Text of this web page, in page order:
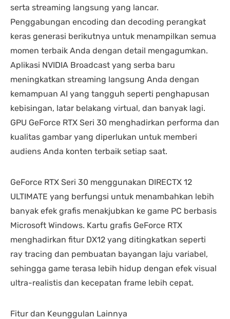
serta streaming langsung yang lancar.
Penggabungan encoding dan decoding perangkat
keras generasi berikutnya untuk menampilkan semua
momen terbaik Anda dengan detail mengagumkan.
Aplikasi NVIDIA Broadcast yang serba baru
meningkatkan streaming langsung Anda dengan
kemampuan AI yang tangguh seperti penghapusan
kebisingan, latar belakang virtual, dan banyak lagi.
GPU GeForce RTX Seri 30 menghadirkan performa dan
kualitas gambar yang diperlukan untuk memberi
audiens Anda konten terbaik setiap saat.
GeForce RTX Seri 30 menggunakan DIRECTX 12
ULTIMATE yang berfungsi untuk menambahkan lebih
banyak efek grafis menakjubkan ke game PC berbasis
Microsoft Windows. Kartu grafis GeForce RTX
menghadirkan fitur DX12 yang ditingkatkan seperti
ray tracing dan pembuatan bayangan laju variabel,
sehingga game terasa lebih hidup dengan efek visual
ultra-realistis dan kecepatan frame lebih cepat.
Fitur dan Keunggulan Lainnya